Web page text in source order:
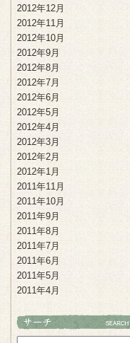
2012年12月
2012年11月
2012年10月
2012年9月
2012年8月
2012年7月
2012年6月
2012年5月
2012年4月
2012年3月
2012年2月
2012年1月
2011年11月
2011年10月
2011年9月
2011年8月
2011年7月
2011年6月
2011年5月
2011年4月